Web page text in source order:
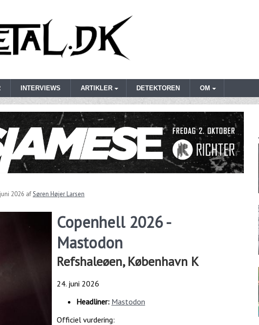
INTERVIEWS ARTIKLER DETEKTOREN OM
2026 afSøren Højer Larsen
Copenhell 2026 -
Mastodon
Refshaleøen, København K
24. juni 2026
Headliner: Mastodon
Officiel vurdering: